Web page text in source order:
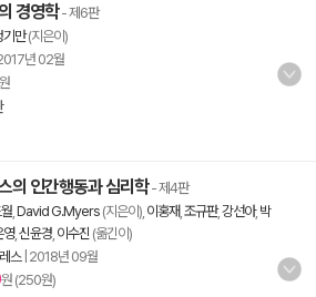
경영학- 제6판
기만(지은이)
년 02월
원
의 인간행동과 심리학- 제4판
David G.Myers (지은이), 이홍재 조규판,강선아, 박
영, 신윤경 이수진 (옮긴이)
스| 2018년 09월
원 (250원)